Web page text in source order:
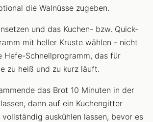
die Walnüsse zugeben.
und das Kuchen- bzw. Quick-
mit heller Kruste wählen - nicht
Hefe-Schnellprogramm, das für
zu heiß und zu kurz läuft.
das Brot 10 Minuten in der
dann auf ein Kuchengitter
auskühlen lassen, bevor es